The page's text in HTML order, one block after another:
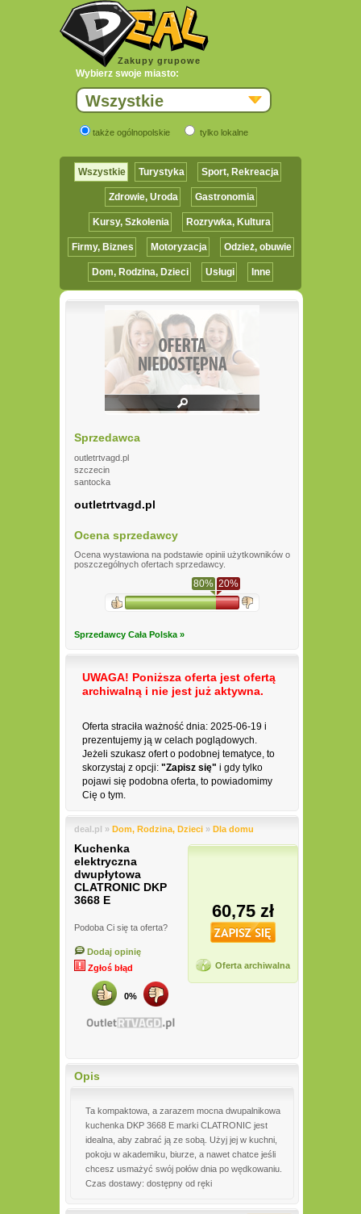
Zakupy grupowe
Wybierz swoje miasto:
Wszystkie
także ogólnopolskie tylko lokalne
Wszystkie Turystyka Sport, Rekreacja
Zdrowie, Uroda Gastronomia
Kursy, Szkolenia Rozrywka, Kultura
Firmy, Biznes Motoryzacja Odzież, obuwie
Dom, Rodzina, Dzieci Usługi Inne
Sprzedawca
outletrtvagd.pl
szczecin
santocka
outletrtvagd.pl
Ocena sprzedawcy
Ocena wystawiona na podstawie opinii użytkowników o
poszczególnych ofertach sprzedawcy.
80% 20%
Sprzedawcy Cała Polska »
UWAGA! Poniższa oferta jest ofertą
archiwalną i nie jest już aktywna.
Oferta straciła ważność dnia: 2025-06-19 i
prezentujemy ją w celach poglądowych.
Jeżeli szukasz ofert o podobnej tematyce, to
skorzystaj z opcji: "Zapisz się" i gdy tylko
pojawi się podobna oferta, to powiadomimy
Cię o tym.
deal.pl » Dom, Rodzina, Dzieci » Dla domu
Kuchenka
elektryczna
dwupłytowa
CLATRONIC DKP
3668 E
Podoba Ci się ta oferta?
Dodaj opinię
Zgłoś błąd
0%
60,75 zł
Oferta archiwalna
Opis
Ta kompaktowa, a zarazem mocna dwupalnikowa
kuchenka DKP 3668 E marki CLATRONIC jest
idealna, aby zabrać ją ze sobą. Użyj jej w kuchni,
pokoju w akademiku, biurze, a nawet chatce jeśli
chcesz usmażyć swój połów dnia po wędkowaniu.
Czas dostawy: dostępny od ręki